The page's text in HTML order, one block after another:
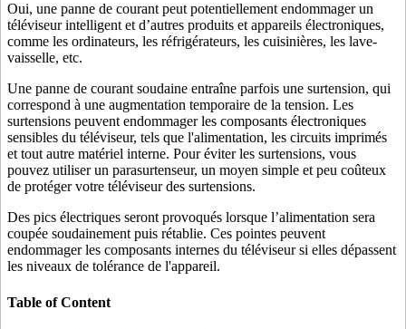
Oui, une panne de courant peut potentiellement endommager un
téléviseur intelligent et d’autres produits et appareils électroniques,
comme les ordinateurs, les réfrigérateurs, les cuisinières, les lave-
vaisselle, etc.
Une panne de courant soudaine entraîne parfois une surtension, qui
correspond à une augmentation temporaire de la tension. Les
surtensions peuvent endommager les composants électroniques
sensibles du téléviseur, tels que l'alimentation, les circuits imprimés
et tout autre matériel interne. Pour éviter les surtensions, vous
pouvez utiliser un parasurtenseur, un moyen simple et peu coûteux
de protéger votre téléviseur des surtensions.
Des pics électriques seront provoqués lorsque l’alimentation sera
coupée soudainement puis rétablie. Ces pointes peuvent
endommager les composants internes du téléviseur si elles dépassent
les niveaux de tolérance de l'appareil.
Table of Content